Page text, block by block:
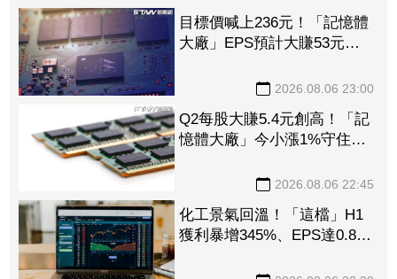
目標價喊上236元！「記憶體
大廠」EPS預計大賺53元
2026.08.06 23:00
Q2每股大賺5.4元創高！「記
憶體大廠」今小漲1%守住連
抱回7549萬元 2026.08.06 22:45
化工景氣回溫！「這檔」H1
獲利暴增345%、EPS達0.89